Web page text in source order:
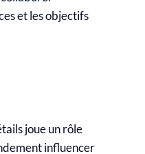
et les objectifs
joue un rôle
influencer